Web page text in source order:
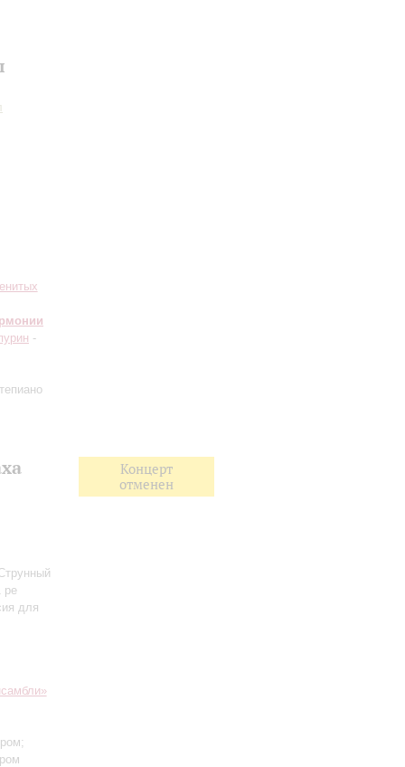
-
ре
для
Концерт
отменен